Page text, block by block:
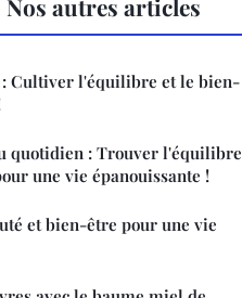
autres articles
: Cultiver l'équilibre et le bien-
quotidien : Trouver l'équilibre
une vie épanouissante !
et bien-être pour une vie